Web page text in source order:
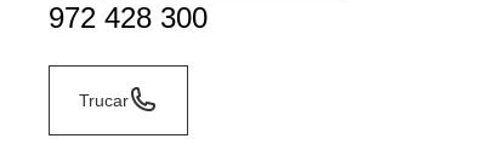
972 428 300
Trucar